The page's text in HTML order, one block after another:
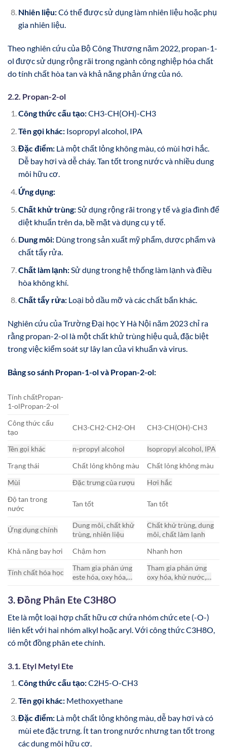
Nhiên liệu:Có thể được sử dụng làm nhiên liệu hoặc phụ
gia nhiên liệu.
Theo nghiên cứu của Bộ Công Thương năm 2022, propan-1-
ol được sử dụng rộng rãi trong ngành công nghiệp hóa chất
do tính chất hòa tan và khả năng phản ứng của nó.
2.2. Propan-2-ol
Công thức cấu tạo:CH3-CH(OH)-CH3
Tên gọi khác:Isopropyl alcohol, IPA
Đặc điểm:Là một chất lỏng không màu, có mùi hơi hắc.
Dễ bay hơi và dễ cháy. Tan tốt trong nước và nhiều dung
môi hữu cơ.
Ứng dụng:
Chất khử trùng:Sử dụng rộng rãi trong y tế và gia đình để
diệt khuẩn trên da, bề mặt và dụng cụ y tế.
Dung môi:Dùng trong sản xuất mỹ phẩm, dược phẩm và
chất tẩy rửa.
Chất làm lạnh:Sử dụng trong hệ thống làm lạnh và điều
hòa không khí.
Chất tẩy rửa:Loại bỏ dầu mỡ và các chất bẩn khác.
Nghiên cứu của Trường Đại học Y Hà Nội năm 2023 chỉ ra
rằng propan-2-ol là một chất khử trùng hiệu quả, đặc biệt
trong việc kiểm soát sự lây lan của vi khuẩn và virus.
Bảng so sánh Propan-1-ol và Propan-2-ol:
Tính chấtPropan-
1-olPropan-2-ol
Công thức cấu
tạo
CH3-CH2-CH2-OH CH3-CH(OH)-CH3
Tên gọi khác n-propyl alcohol
Isopropyl alcohol, IPA
Trạng thái
Chất lỏng không màu
Chất lỏng không màu
Mùi
Đặc trưng của rượu
Hơi hắc
Độ tan trong
nước
Tan tốt Tan tốt
Ứng dụng chính
Dung môi, chất khử
trùng, nhiên liệu
Chất khử trùng, dung
môi, chất làm lạnh
Khả năng bay hơi
Chậm hơn Nhanh hơn
Tính chất hóa học
Tham gia phản ứng
este hóa, oxy hóa,…
Tham gia phản ứng
oxy hóa, khử nước,…
3. Đồng Phân Ete C3H8O
Ete là một loại hợp chất hữu cơ chứa nhóm chức ete (-O-)
liên kết với hai nhóm alkyl hoặc aryl. Với công thức C3H8O,
có một đồng phân ete chính.
3.1. Etyl Metyl Ete
Công thức cấu tạo:C2H5-O-CH3
Tên gọi khác:Methoxyethane
Đặc điểm:Là một chất lỏng không màu, dễ bay hơi và có
mùi ete đặc trưng. Ít tan trong nước nhưng tan tốt trong
các dung môi hữu cơ.